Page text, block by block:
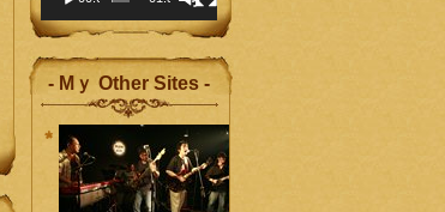
- Mｙ Other Sites -